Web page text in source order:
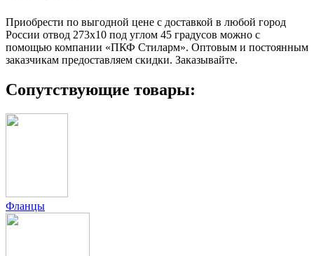
Приобрести по выгодной цене с доставкой в любой город
России отвод 273х10 под углом 45 градусов можно с
помощью компании «ПКФ Стиларм». Оптовым и постоянным
заказчикам предоставляем скидки. Заказывайте.
Сопутствующие товары:
Фланцы